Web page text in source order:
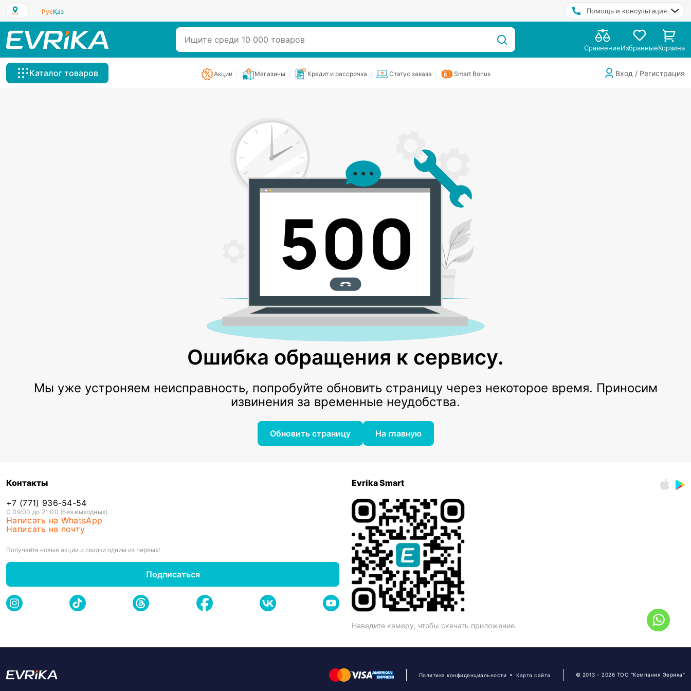
РусҚаз Помощь и консультация
СравнениеИзбранныеКорзина
Каталог товаров Акции Магазины Кредит и рассрочка Статус заказа Smart Bonus Вход / Регистрация
Ошибка обращения к сервису.
Мы уже устроняем неисправность, попробуйте обновить страницу через некоторое время. Приносим
извинения за временные неудобства.
Обновить страницу На главную
Контакты
+7 (771) 936-54-54
С 09:00 до 21:00 (без выходных)
Написать на WhatsApp
Написать на почту
Получайте новые акции и скидки одним из первых!
Подписаться
Evrika Smart
Наведите камеру, чтобы скачать приложение.
Политика конфиденциальности Карта сайта © 2013 - 2026 ТОО "Компания Эврика"